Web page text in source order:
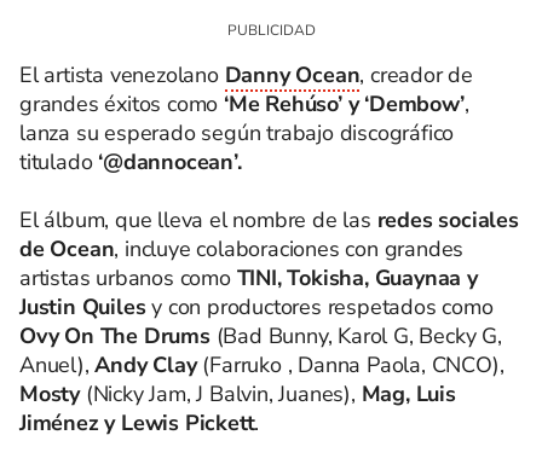
El artista venezolano Danny Ocean, creador de
grandes éxitos como ‘Me Rehúso’ y ‘Dembow’,
lanza su esperado según trabajo discográfico
titulado ‘@dannocean’.
El álbum, que lleva el nombre de las redes sociales
de Ocean, incluye colaboraciones con grandes
artistas urbanos como TINI, Tokisha, Guaynaa y
Justin Quilesy con productores respetados como
Ovy On The Drums(Bad Bunny, Karol G, Becky G,
Anuel),Andy Clay(Farruko , Danna Paola, CNCO),
Mosty(Nicky Jam, J Balvin, Juanes), Mag, Luis
Jiménez y Lewis Pickett.